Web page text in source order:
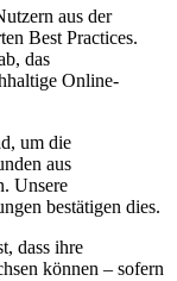
aus der
Best Practices.
das
Online-
um die
aus
Unsere
bestätigen dies.
dass ihre
können – sofern